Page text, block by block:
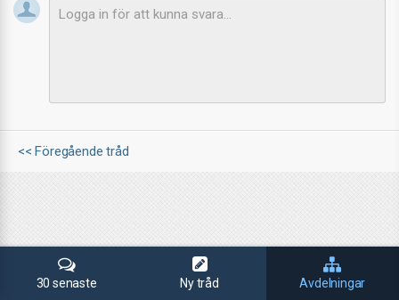
<< Föregående tråd
30 senaste Ny tråd Avdelningar